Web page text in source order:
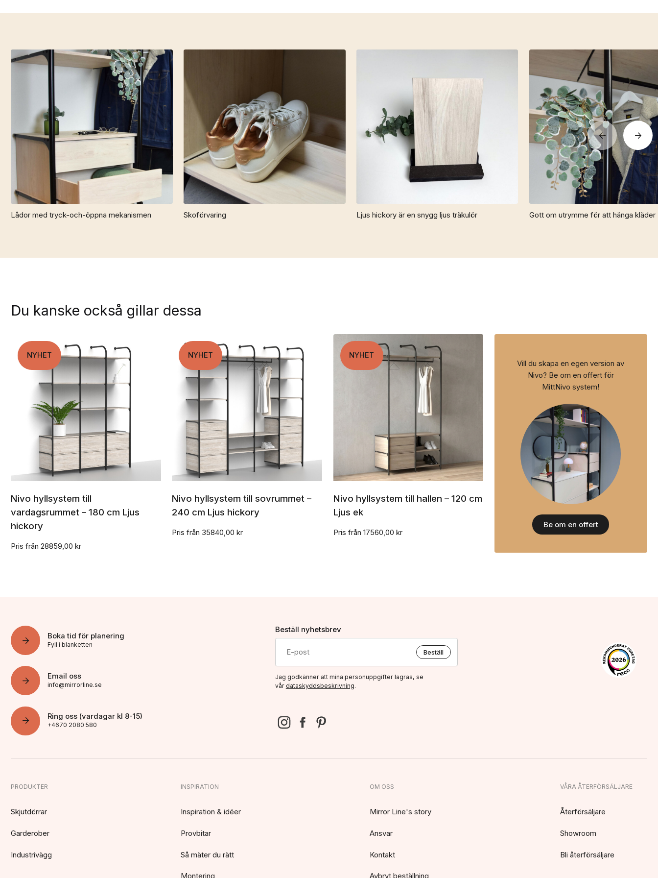
Lådor med tryck-och-öppna mekanismen Skoförvaring Ljus hickory är en snygg ljus träkulör Gott om utrymme för att hänga kläder
Du kanske också gillar dessa
Välj inställningar
Nivo hyllsystem till
vardagsrummet – 180 cm Ljus
hickory
Pris från28859,00kr
Välj inställningar
Nivo hyllsystem till sovrummet –
240 cm Ljus hickory
Pris från 35840,00kr
Välj inställningar
Nivo hyllsystem till hallen – 120 cm
Ljus ek
Pris från 17560,00 kr
Vill du skapa en egen version av
Nivo? Be om en offert för
MittNivo system!
Be om en offert
Boka tid för planering
Fyll i blanketten
Email oss
info@mirrorline.se
Ring oss (vardagar kl 8-15)
+4670 2080 580
Beställ nyhetsbrev
Beställ
Jag godkänner att mina personuppgifter lagras, se
vår dataskyddsbeskrivning.
PRODUKTER
Skjutdörrar
Garderober
Industrivägg
INSPIRATION
Inspiration & idéer
Provbitar
Så mäter du rätt
Montering
OM OSS
Mirror Line's story
Ansvar
Kontakt
Avbryt beställning
VÅRA ÅTERFÖRSÄLJARE
Återförsäljare
Showroom
Bli återförsäljare